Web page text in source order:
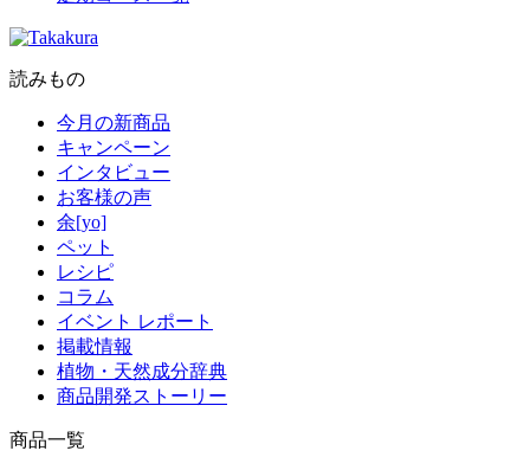
読みもの
今月の新商品
キャンペーン
インタビュー
お客様の声
余[yo]
ペット
レシピ
コラム
イベント レポート
掲載情報
植物・天然成分辞典
商品開発ストーリー
商品一覧